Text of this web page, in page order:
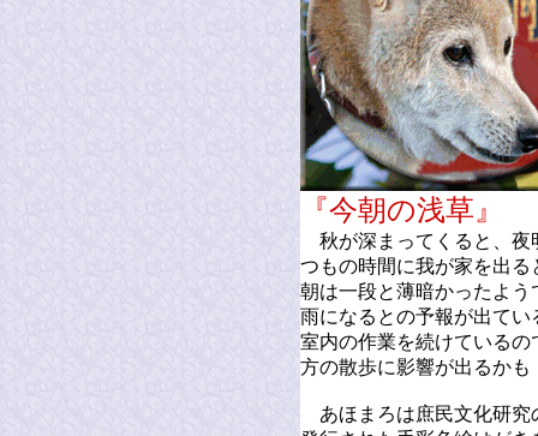
『今朝の浅
秋が深まってくると、夜
つもの時間に我が家を出
朝は一段と薄暗かったよ
雨になるとの予報が出て
室内の作業を続けている
方の散歩に影響が出るかも
あほまろは庶民文化研究